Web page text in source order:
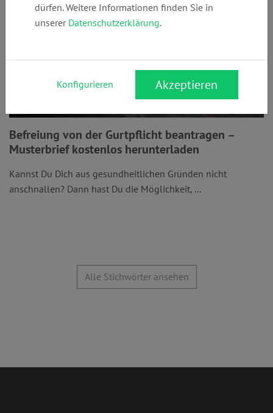
Befreiung von der Gurtpflicht beantragen –
Musterbrief kostenlos herunterladen
Kannst Du Dich aus gesundheitlichen Gründen nicht
anschnallen? Dann hast Du die Möglichkeit, ...
Alle Stichwörter ansehen
dürfen. Weitere Informationen finden Sie in
unserer Datenschutzerklärung.
Konfigurieren Akzeptieren